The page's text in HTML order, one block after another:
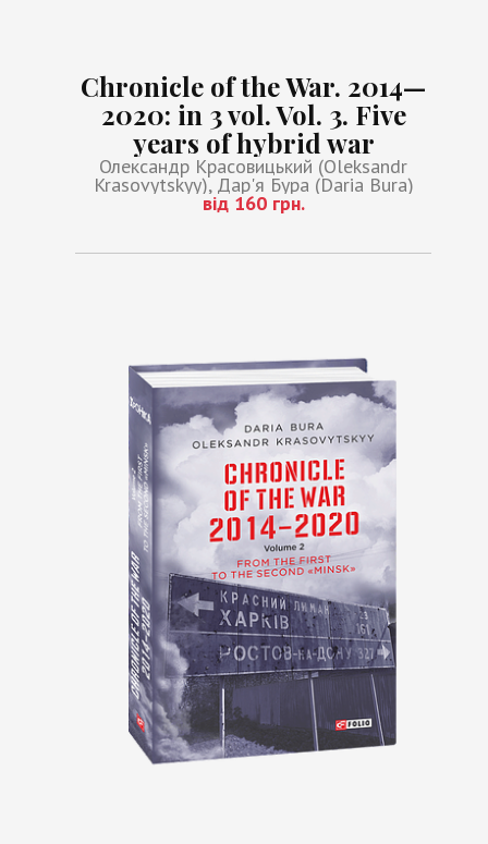
Chronicle of the War. 2014—
2020: in 3 vol. Vol. 3. Five
years of hybrid war
Олександр Красовицький (Oleksandr
Krasovytskyy), Дар'я Бура (Daria Bura)
від 160 грн.